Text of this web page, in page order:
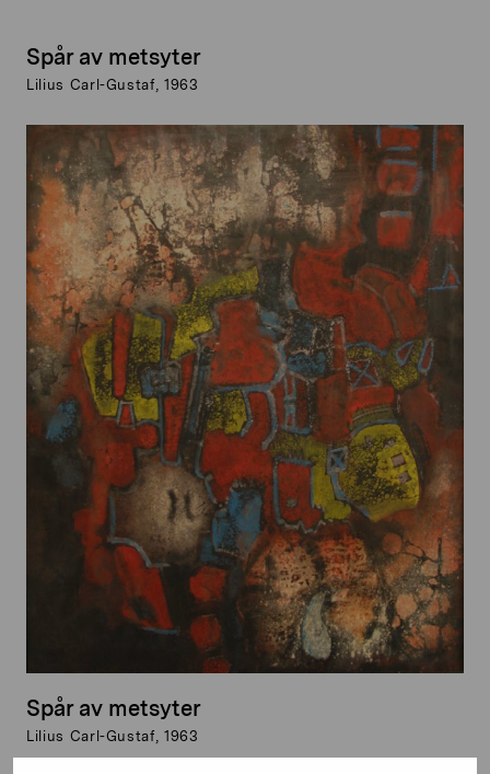
Spår av metsyter
Lilius Carl-Gustaf, 1963
Spår av metsyter
Lilius Carl-Gustaf, 1963